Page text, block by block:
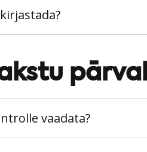
vaadata?